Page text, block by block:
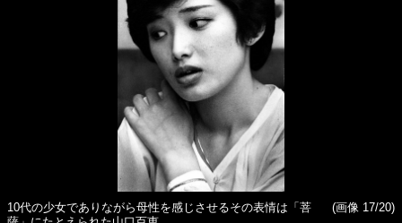
10代の少女でありながら母性を感じさせるその表情は「菩
(画像 17/20)